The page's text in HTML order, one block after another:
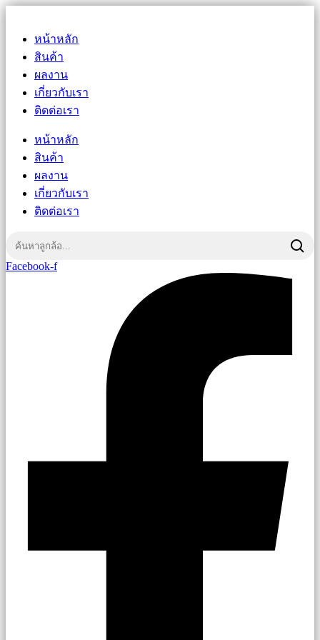
หน้าหลัก
สินค้า
ผลงาน
เกี่ยวกับเรา
ติดต่อเรา
หน้าหลัก
สินค้า
ผลงาน
เกี่ยวกับเรา
ติดต่อเรา
Facebook-f